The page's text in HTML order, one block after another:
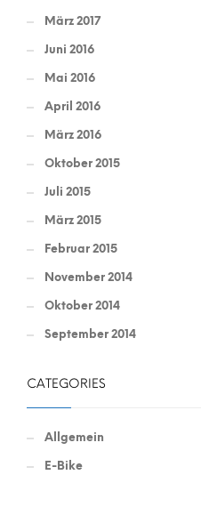
März 2017
Juni 2016
Mai 2016
April 2016
März 2016
Oktober 2015
Juli 2015
März 2015
Februar 2015
November 2014
Oktober 2014
September 2014
CATEGORIES
Allgemein
E-Bike